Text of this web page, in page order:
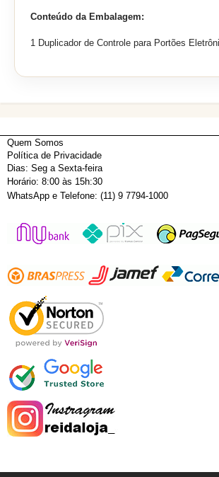
Conteúdo da Embalagem:
1 Duplicador de Controle para Portões
Quem Somos
Política de Privacidade
Dias: Seg a Sexta-feira
Horário: 8:00 às 15h:30
WhatsApp e Telefone: (11) 9 7794-1000